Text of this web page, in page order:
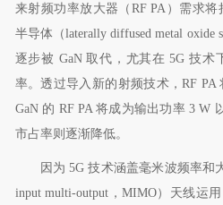
来射频功率放大器（ RF PA ）需求将
半导体（laterally diffused metal oxide
逐步被 GaN取代，尤其在 5G技术
率。透过导入新的射频技术，RF PA
GaN 的 RF PA将成为输出功率3 W
市占率则逐渐降低。
因为 5G技术涵盖毫米波频率和
input multi-output ， MIMO）天线运